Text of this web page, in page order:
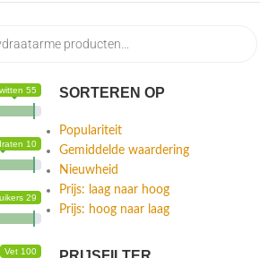
55
10
29
Vet 100
SORTEREN OP
Populariteit
Gemiddelde waardering
Nieuwheid
Prijs: laag naar hoog
Prijs: hoog naar laag